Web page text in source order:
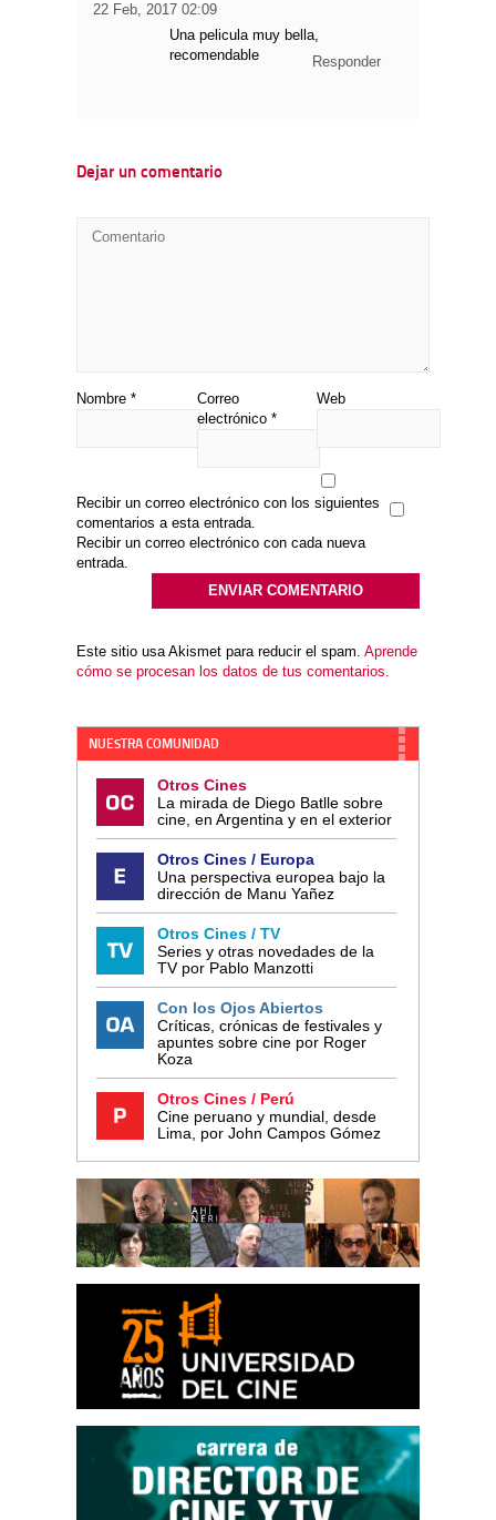
22 Feb, 2017 02:09
Una pelicula muy bella,
recomendable
Responder
Dejar un comentario
Nombre *
Correo
electrónico *
Web
Recibir un correo electrónico con los siguientes
comentarios a esta entrada.
Recibir un correo electrónico con cada nueva
entrada.
Este sitio usa Akismet para reducir el spam. Aprende
cómo se procesan los datos de tus comentarios.
NUESTRA COMUNIDAD
Otros Cines
La mirada de Diego Batlle sobre
cine, en Argentina y en el exterior
Otros Cines / Europa
Una perspectiva europea bajo la
dirección de Manu Yañez
Otros Cines / TV
Series y otras novedades de la
TV por Pablo Manzotti
Con los Ojos Abiertos
Críticas, crónicas de festivales y
apuntes sobre cine por Roger
Koza
Otros Cines / Perú
Cine peruano y mundial, desde
Lima, por John Campos Gómez